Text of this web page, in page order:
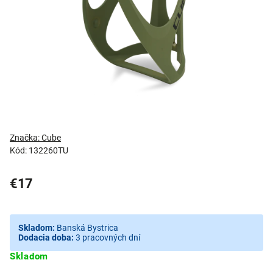
Kód: 132260TU
Značka:Cube
€17
Skladom
Skladom: Banská Bystrica
Dodacia doba: 3 pracovných dní